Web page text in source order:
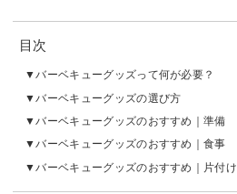
目次
バーベキューグッズって何が必要？
バーベキューグッズの選び方
バーベキューグッズのおすすめ｜準備
バーベキューグッズのおすすめ｜食事
バーベキューグッズのおすすめ｜片付け